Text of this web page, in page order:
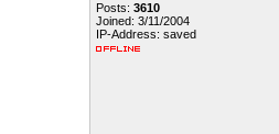
Posts: 3610
Joined: 3/11/2004
IP-Address: saved